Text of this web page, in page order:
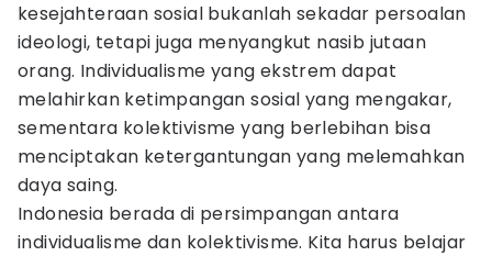
kesejahteraan sosial bukanlah sekadar persoalan
ideologi, tetapi juga menyangkut nasib jutaan
orang. Individualisme yang ekstrem dapat
melahirkan ketimpangan sosial yang mengakar,
sementara kolektivisme yang berlebihan bisa
menciptakan ketergantungan yang melemahkan
daya saing.
Indonesia berada di persimpangan antara
individualisme dan kolektivisme. Kita harus belajar